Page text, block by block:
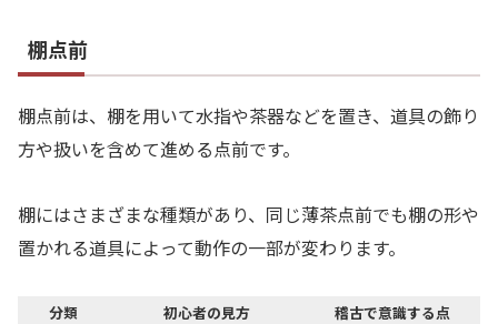
棚点前
棚点前は、棚を用いて水指や茶器などを置き、道具の飾り
方や扱いを含めて進める点前です。
棚にはさまざまな種類があり、同じ薄茶点前でも棚の形や
置かれる道具によって動作の一部が変わります。
分類 初心者の見方
稽古で意識する点